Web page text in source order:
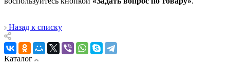
Назад к списку
Каталог